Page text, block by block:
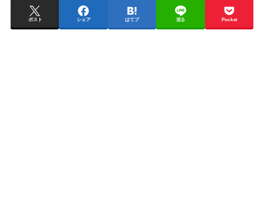
ポスト シェア はてブ 送る Pocket